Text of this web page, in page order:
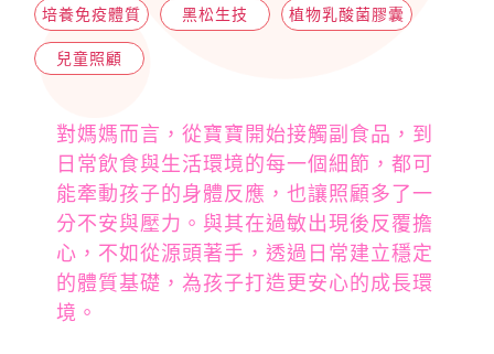
培養免疫體質 黑松生技 植物乳酸菌膠囊
兒童照顧
對媽媽而言，從寶寶開始接觸副食品，到
日常飲食與生活環境的每一個細節，都可
能牽動孩子的身體反應，也讓照顧多了一
分不安與壓力。與其在過敏出現後反覆擔
心，不如從源頭著手，透過日常建立穩定
的體質基礎，為孩子打造更安心的成長環
境。